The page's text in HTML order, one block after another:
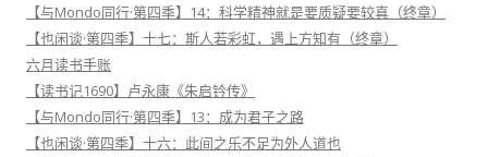
【与Mondo同行·第四季】14：科学精神就是要质疑要较真（终章）
【也闲谈·第四季】十七：斯人若彩虹，遇上方知有（终章）
六月读书手账
【读书记1690】卢永康《朱启钤传》
【与Mondo同行·第四季】13：成为君子之路
【也闲谈·第四季】十六：此间之乐不足为外人道也